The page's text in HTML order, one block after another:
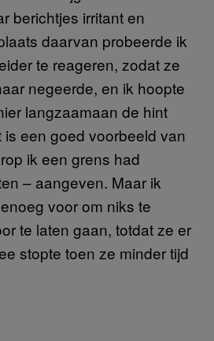
berichtjes irritant en
daarvan probeerde ik
te reageren, zodat ze
negeerde, en ik hoopte
langzaamaan de hint
een goed voorbeeld van
ik een grens had
– aangeven. Maar ik
voor om niks te
te laten gaan, totdat ze er
stopte toen ze minder tijd